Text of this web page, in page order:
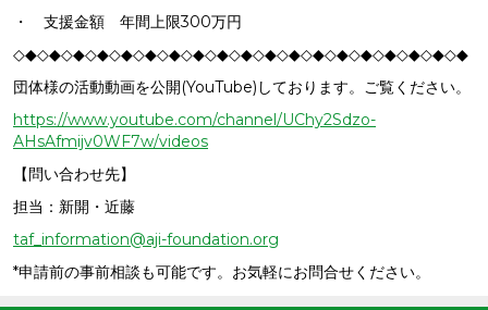
・ 支援金額 年間上限300万円
◇◆◇◆◇◆◇◆◇◆◇◆◇◆◇◆◇◆◇◆◇◆◇◆◇◆◇◆◇◆◇◆◇◆◇◆◇◆
団体様の活動動画を公開(YouTube) しております。ご覧ください。
https://www.youtube.com/channel/UChy2Sdzo-
AHsAfmijv0WF7w/videos
【問い合わせ先】
担当：新開・近藤
taf_information@aji-foundation.org
*申請前の事前相談も可能です。お気軽にお問合せください。